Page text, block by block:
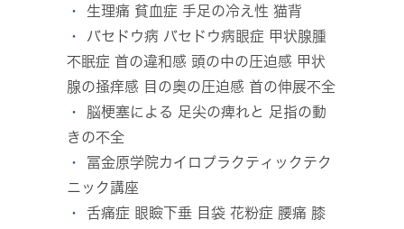
生理痛 貧血症 手足の冷え性 猫背
バセドウ病 バセドウ病眼症 甲状腺腫
不眠症 首の違和感 頭の中の圧迫感 甲状
腺の掻痒感 目の奥の圧迫感 首の伸展不全
脳梗塞による 足尖の痺れと 足指の動
きの不全
冨金原学院カイロプラクティックテク
ニック講座
舌痛症 眼瞼下垂 目袋 花粉症 腰痛 膝